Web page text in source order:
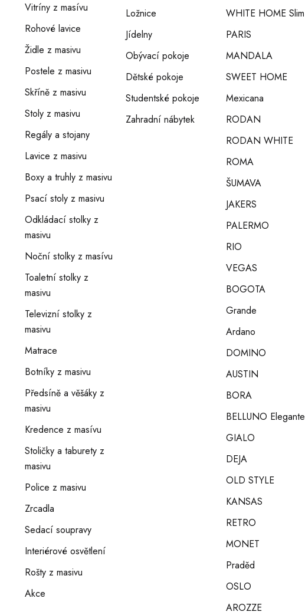
Vitríny z masívu
Rohové lavice
Židle z masivu
Postele z masivu
Skříně z masivu
Stoly z masivu
Regály a stojany
Lavice z masivu
Boxy a truhly z masivu
Psací stoly z masivu
Odkládací stolky z
masivu
Noční stolky z masívu
Toaletní stolky z
masivu
Televizní stolky z
masivu
Matrace
Botníky z masivu
Předsíně a věšáky z
masivu
Kredence z masívu
Stoličky a taburety z
masivu
Police z masivu
Zrcadla
Sedací soupravy
Interiérové osvětlení
Rošty z masivu
Akce
Ložnice
Jídelny
Obývací pokoje
Dětské pokoje
Studentské pokoje
Zahradní nábytek
WHITE HOME Slim
PARIS
MANDALA
SWEET HOME
Mexicana
RODAN
RODAN WHITE
ROMA
ŠUMAVA
JAKERS
PALERMO
RIO
VEGAS
BOGOTA
Grande
Ardano
DOMINO
AUSTIN
BORA
BELLUNO Elegante
GIALO
DEJA
OLD STYLE
KANSAS
RETRO
MONET
Praděd
OSLO
AROZZE